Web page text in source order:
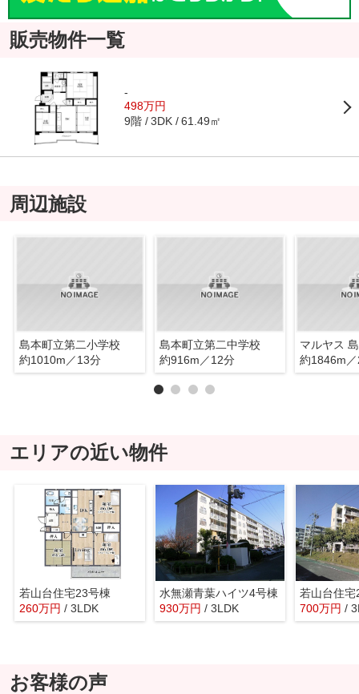
販売物件一覧
-
498万円
9階 3DK 61.49㎡
周辺施設
島本町立第二小学校
約1010m／13分
島本町立第二中学校
約916m／12分
マルヤス
約1846m
エリアの近い物件
若山台住宅23号棟
260万円 / 3LDK
水無瀬青葉ハイツ4号棟
930万円 / 3LDK
若山台住宅
700万円 /
お客様の声